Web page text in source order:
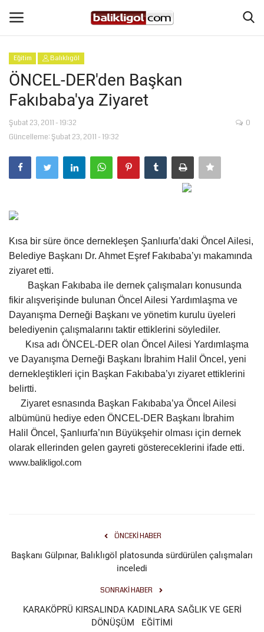
Giriş Yap
Anasayfa
Köşe Yazıları
Şanlıurfa
Spor
Gündem
Tekno Bilim
Ekonomi
Galeriler
Siyaset
Künye
Yaşam
Kültür Sanat
Eğitim Balıklıgöl
ÖNCEL-DER'den Başkan
Fakıbaba'ya Ziyaret
Şubat 23, 2011 - 19:32
Güncelleme: Şubat 23, 2011 - 19:32
0
Kısa bir süre önce dernekleşen Şanlıurfa’daki Öncel Ailesi,
Belediye Başkanı Dr. Ahmet Eşref Fakıbaba’yı makamında
ziyaret etti.
Başkan Fakıbaba ile dernek çalışmaları konusunda
fikir alışverişinde bulunan Öncel Ailesi Yardımlaşma ve
Dayanışma Derneği Başkanı ve yönetim kurulu üyeleri
belediyenin çalışmalarını taktir ettiklerini söylediler.
Kısa adı ÖNCEL-DER olan Öncel Ailesi Yardımlaşma
ve Dayanışma Derneği Başkanı İbrahim Halil Öncel, yeni
dernekleştikleri için Başkan Fakıbaba’yı ziyaret ettiklerini
belirtti.
Ziyaret esnasında Başkan Fakıbaba’ya Öncel Ailesi
albümünü hediye eden ÖNCEL-DER Başkanı İbrahim
Halil Öncel, Şanlıurfa’nın Büyükşehir olması için dernek
olarak ellerinden gelen gayreti göstereceklerini ifade etti.
www.balikligol.com
ÖNCEKI HABER
Başkanı Gülpınar, Balıklıgöl platosunda sürdürülen çalışmaları
inceledi
SONRAKI HABER
KARAKÖPRÜ KIRSALINDA KADINLARA SAĞLIK VE GERİ
DÖNÜŞÜM EĞİTİMİ